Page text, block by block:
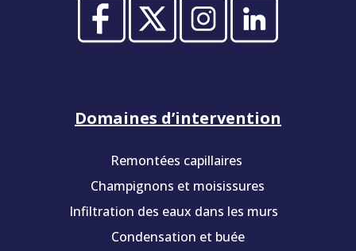
Domaines d’intervention
Remontées capillaires
Champignons et moisissures
Infiltration des eaux dans les murs
Condensation et buée